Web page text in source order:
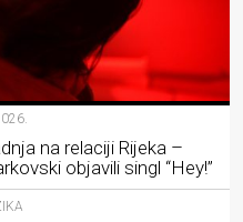
na relaciji Rijeka –
objavili singl “Hey!”